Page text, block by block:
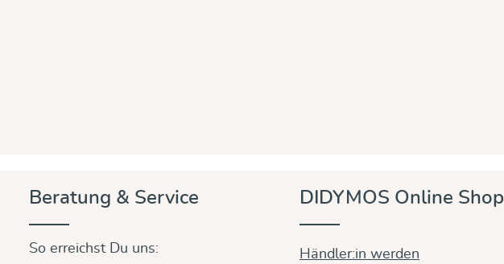
Beratung & Service
So erreichst Du uns:
DIDYMOS Online Shop
Händler:in werden